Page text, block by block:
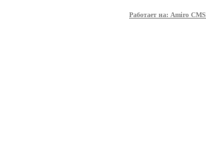
Работает на: Amiro CMS